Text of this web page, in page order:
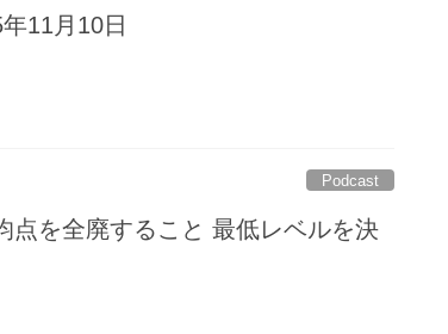
11月10日
Podcast
点を全廃すること 最低レベルを決